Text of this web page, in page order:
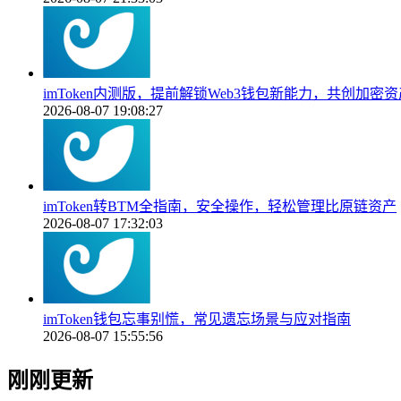
imToken内测版，提前解锁Web3钱包新能力，共创加密
2026-08-07 19:08:27
imToken转BTM全指南，安全操作，轻松管理比原链资产
2026-08-07 17:32:03
imToken钱包忘事别慌，常见遗忘场景与应对指南
2026-08-07 15:55:56
刚刚更新